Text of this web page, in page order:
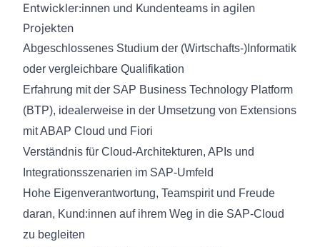
Entwickler:innen und Kundenteams in agilen
Projekten
Abgeschlossenes Studium der (Wirtschafts-)Informatik
oder vergleichbare Qualifikation
Erfahrung mit der SAP Business Technology Platform
(BTP), idealerweise in der Umsetzung von Extensions
mit ABAP Cloud und Fiori
Verständnis für Cloud-Architekturen, APIs und
Integrationsszenarien im SAP-Umfeld
Hohe Eigenverantwortung, Teamspirit und Freude
daran, Kund:innen auf ihrem Weg in die SAP-Cloud
zu begleiten